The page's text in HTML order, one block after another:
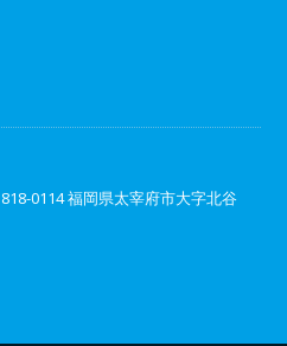
0114 福岡県太宰府市大字北谷